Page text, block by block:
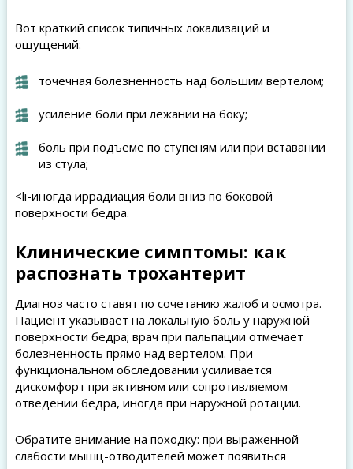
Вот краткий список типичных локализаций и
ощущений:
точечная болезненность над большим вертелом;
усиление боли при лежании на боку;
боль при подъёме по ступеням или при вставании
из стула;
<li-иногда иррадиация боли вниз по боковой
поверхности бедра.
Клинические симптомы: как
распознать трохантерит
Диагноз часто ставят по сочетанию жалоб и осмотра.
Пациент указывает на локальную боль у наружной
поверхности бедра; врач при пальпации отмечает
болезненность прямо над вертелом. При
функциональном обследовании усиливается
дискомфорт при активном или сопротивляемом
отведении бедра, иногда при наружной ротации.
Обратите внимание на походку: при выраженной
слабости мышц-отводителей может появиться